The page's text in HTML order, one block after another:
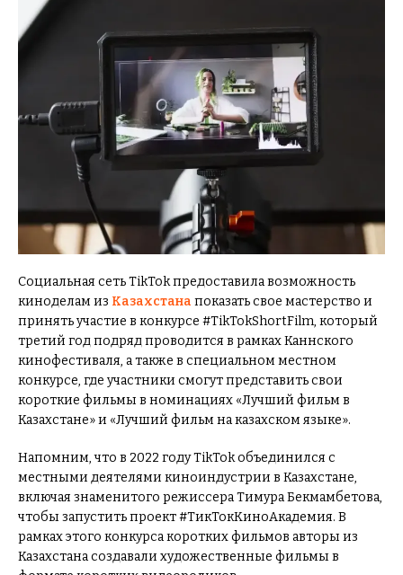
Социальная сеть TikTok предоставила возможность
киноделам из Казахстана показать свое мастерство и
принять участие в конкурсе #TikTokShortFilm, который
третий год подряд проводится в рамках Каннского
кинофестиваля, а также в специальном местном
конкурсе, где участники смогут представить свои
короткие фильмы в номинациях «Лучший фильм в
Казахстане» и «Лучший фильм на казахском языке».
Напомним, что в 2022 году TikTok объединился с
местными деятелями киноиндустрии в Казахстане,
включая знаменитого режиссера Тимура Бекмамбетова,
чтобы запустить проект #ТикТокКиноАкадемия. В
рамках этого конкурса коротких фильмов авторы из
Казахстана создавали художественные фильмы в